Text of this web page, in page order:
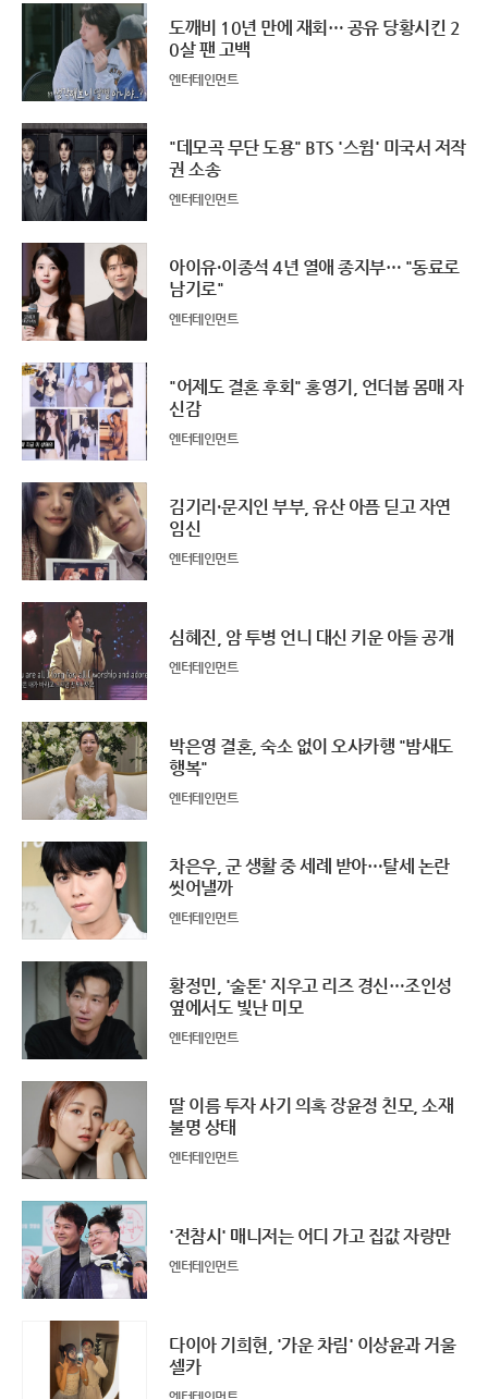
도깨비 10년 만에 재회… 공유 당황시킨 2
0살 팬 고백
엔터테인먼트
"데모곡 무단 도용" BTS '스윔' 미국서 저작
권 소송
엔터테인먼트
아이유·이종석 4년 열애 종지부… "동료로
남기로"
엔터테인먼트
"어제도 결혼 후회" 홍영기, 언더붑 몸매 자
신감
엔터테인먼트
김기리·문지인 부부, 유산 아픔 딛고 자연
임신
엔터테인먼트
심혜진, 암 투병 언니 대신 키운 아들 공개
엔터테인먼트
박은영 결혼, 숙소 없이 오사카행 "밤새도
행복"
엔터테인먼트
차은우, 군 생활 중 세례 받아…탈세 논란
씻어낼까
엔터테인먼트
황정민, '술톤' 지우고 리즈 경신…조인성
옆에서도 빛난 미모
엔터테인먼트
딸 이름 투자 사기 의혹 장윤정 친모, 소재
불명 상태
엔터테인먼트
'전참시' 매니저는 어디 가고 집값 자랑만
엔터테인먼트
다이아 기희현, '가운 차림' 이상윤과 거울
셀카